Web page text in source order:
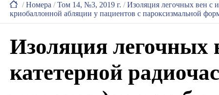
/Номера /Том 14, №3, 2019 г. /Изоляция легочных вен с
криобаллонной абляции у пациентов с пароксизмальной
Изоляция легочных
катетерной